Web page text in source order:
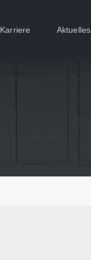
Karriere Aktuelles